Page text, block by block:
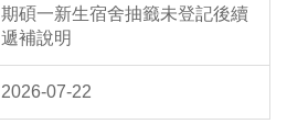
期碩一新生宿舍抽籤未登記後續
遞補說明
2026-07-22